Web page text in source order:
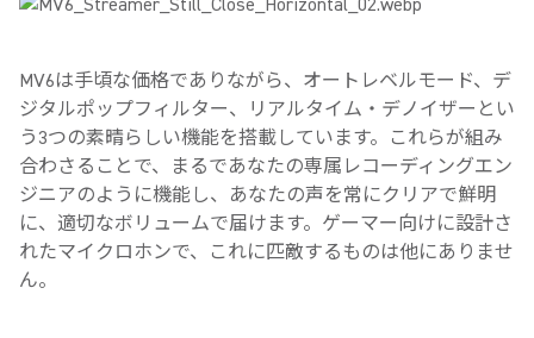
MV6は手頃な価格でありながら、オートレベルモード、デ
ジタルポップフィルター、リアルタイム・デノイザーとい
う 3つの素晴らしい機能を搭載しています。これらが組み
合わさることで、まるであなたの専属レコーディングエン
ジニアのように機能し、あなたの声を常にクリアで鮮明
に、適切なボリュームで届けます。ゲーマー向けに設計さ
れたマイクロホンで、これに匹敵するものは他にありませ
ん。